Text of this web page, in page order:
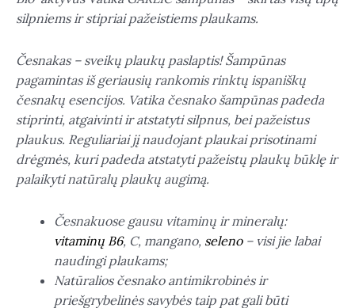
silpniems ir stipriai pažeistiems plaukams.
Česnakas – sveikų plaukų paslaptis! Šampūnas
pagamintas iš geriausių rankomis rinktų ispaniškų
česnakų esencijos. Vatika česnako šampūnas padeda
stiprinti, atgaivinti ir atstatyti silpnus, bei pažeistus
plaukus. Reguliariai jį naudojant plaukai prisotinami
drėgmės, kuri padeda atstatyti pažeistų plaukų būklę ir
palaikyti natūralų plaukų augimą.
Česnakuose gausu vitaminų ir mineralų:
vitaminų B6, C, mangano, seleno– visi jie labai
naudingi plaukams;
Natūralios česnako antimikrobinės ir
priešgrybelinės savybės taip pat gali būti